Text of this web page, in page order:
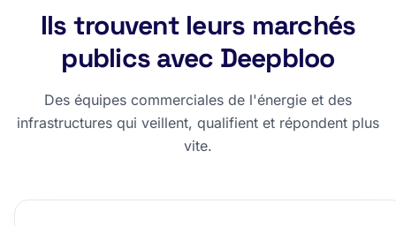
Ils trouvent leurs marchés
publics avec Deepbloo
Des équipes commerciales de l'énergie et des
infrastructures qui veillent, qualifient et répondent plus
vite.